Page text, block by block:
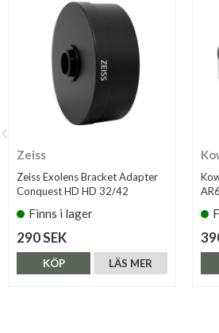
Zeiss
Zeiss Exolens Bracket Adapter
Conquest HD HD 32/42
Finns i lager
290 SEK
LÄS MER
KÖP